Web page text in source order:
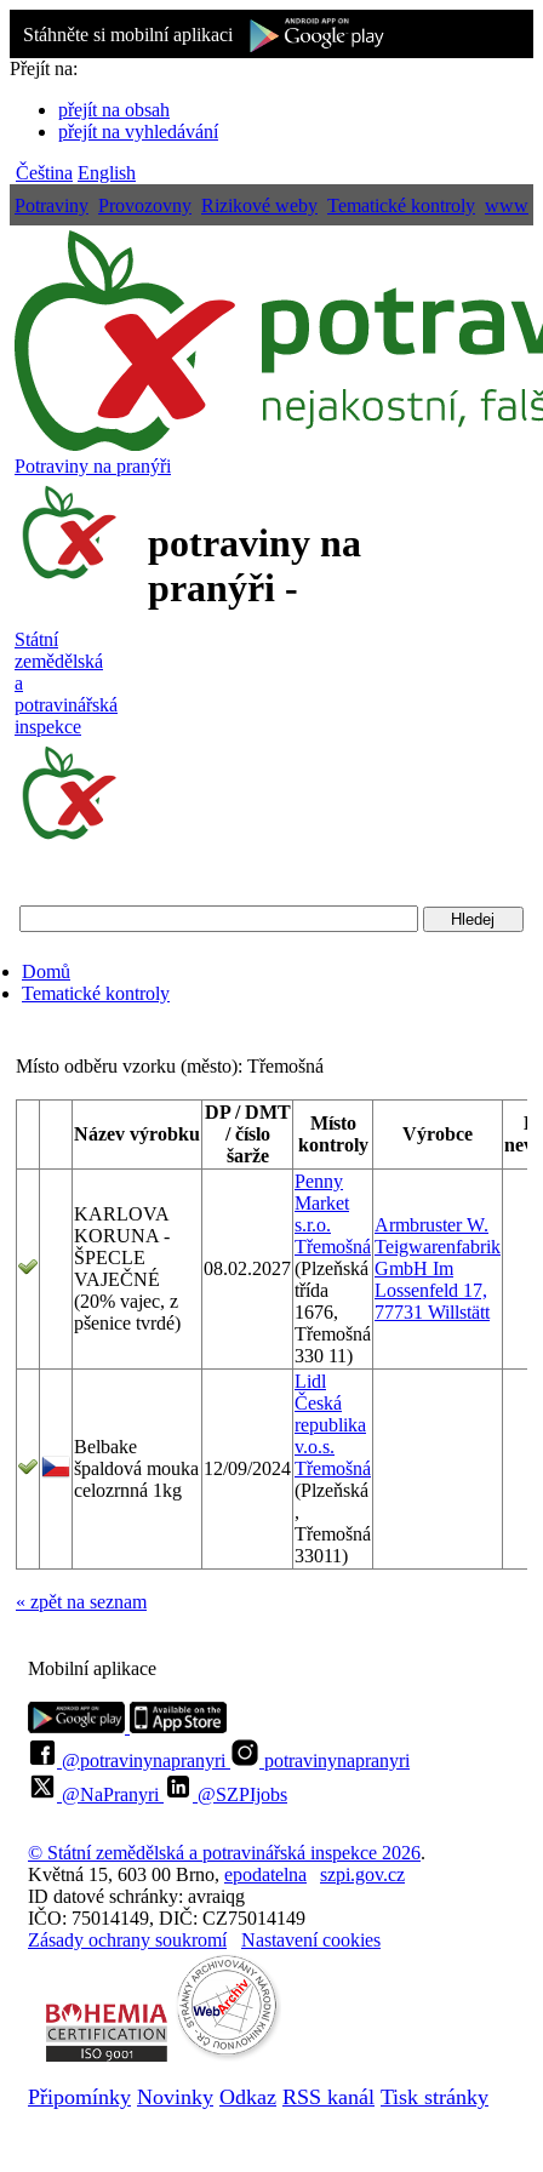
Stáhněte si mobilní aplikaci
Přejít na:
přejít na obsah
přejít na vyhledávání
Čeština English
Potraviny Provozovny Rizikové weby Tematické kontroly www
Potraviny na pranýři
potraviny na
pranýři -
Státní
zemědělská
a
potravinářská
inspekce
potravinářská
inspekce
Domů
Tematické kontroly
Místo odběru vzorku (město): Třemošná
Název výrobku
DP / DMT
/ číslo
šarže
Místo
kontroly
Výrobce
KARLOVA
KORUNA -
ŠPECLE
VAJEČNÉ
(20% vajec, z
pšenice tvrdé)
08.02.2027
Penny
Market
s.r.o.
Třemošná
(Plzeňská
třída
1676,
Třemošná
330 11)
Armbruster W.
Teigwarenfabrik
GmbH Im
Lossenfeld 17,
77731 Willstätt
Belbake
špaldová mouka
celozrnná 1kg
12/09/2024
Lidl
Česká
republika
v.o.s.
Třemošná
(Plzeňská
,
Třemošná
33011)
« zpět na seznam
Mobilní aplikace
@potravinynapranyri
potravinynapranyri
@NaPranyri
@SZPIjobs
© Státní zemědělská a potravinářská inspekce 2026.
Květná 15, 603 00 Brno, epodatelna
szpi.gov.cz
ID datové schránky: avraiqg
IČO: 75014149, DIČ: CZ75014149
Zásady ochrany soukromí
Nastavení cookies
Připomínky Novinky Odkaz RSS kanál Tisk stránky